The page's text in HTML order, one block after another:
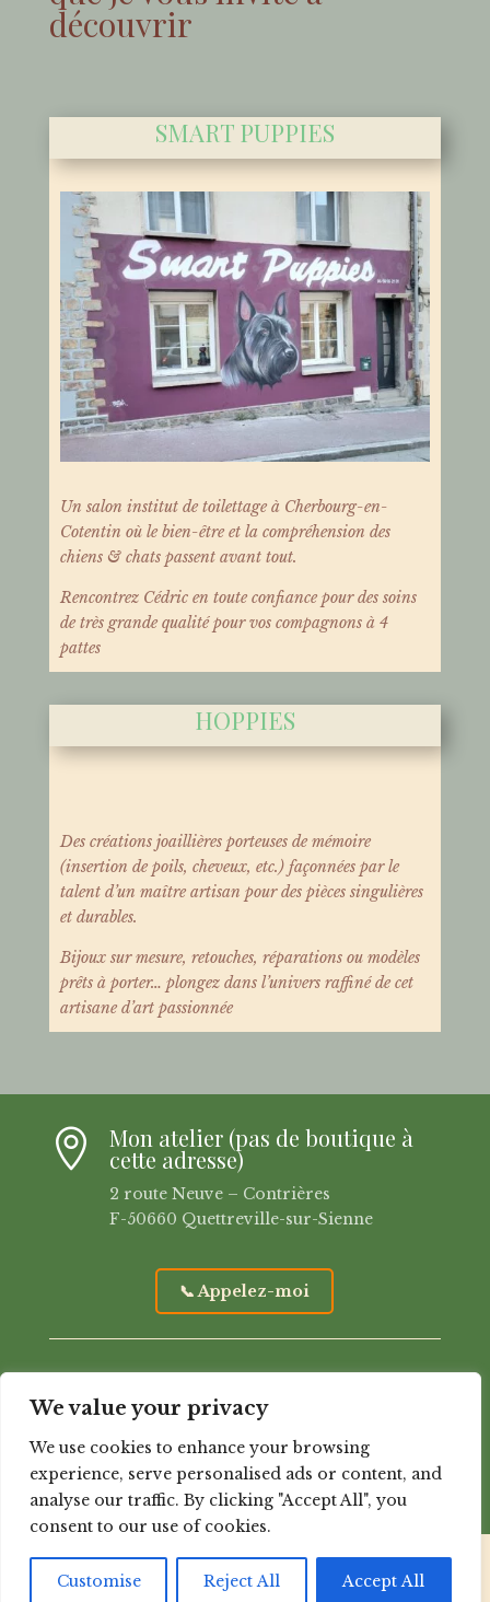
We value your privacy
We use cookies to enhance your browsing
experience, serve personalised ads or content, and
analyse our traffic. By clicking "Accept All", you
consent to our use of cookies.
Customise Reject All Accept All
;
découvrir
SMART PUPPIES
Un salon institut de toilettage à Cherbourg-en-
Cotentin où le bien-être et la compréhension des
chiens & chats passent avant tout.
Rencontrez Cédric en toute confiance pour des soins
de très grande qualité pour vos compagnons à 4
pattes
HOPPIES
Des créations joaillières porteuses de mémoire
(insertion de poils, cheveux, etc.) façonnées par le
talent d’un maître artisan pour des pièces singulières
et durables.
Bijoux sur mesure, retouches, réparations ou modèles
prêts à porter… plongez dans l’univers raffiné de cet
artisane d’art passionnée
 Mon atelier (pas de boutique à
cette adresse)
2 route Neuve – Contrières
F-50660 Quettreville-sur-Sienne
📞 Appelez-moi